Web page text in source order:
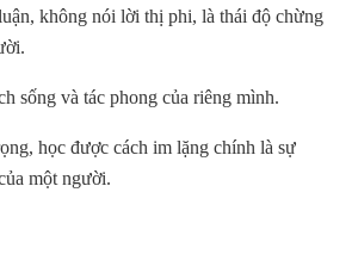
không nói lời thị phi, là thái độ chừng
sống và tác phong của riêng mình.
học được cách im lặng chính là sự
một người.